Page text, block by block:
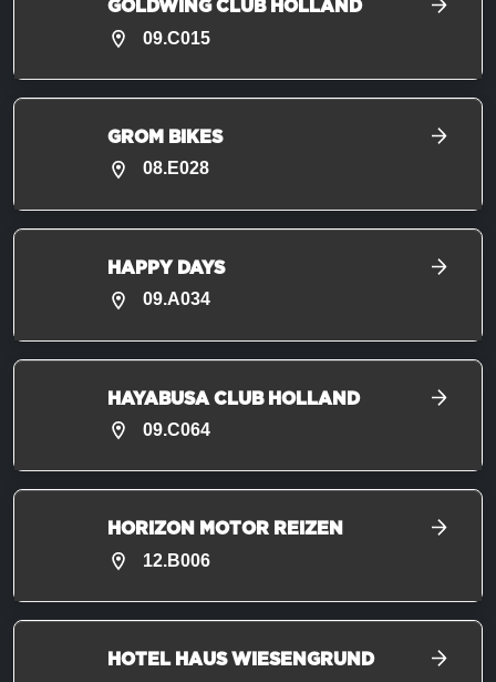
GOLDWING CLUB HOLLAND
09.C015
GROM BIKES
08.E028
HAPPY DAYS
09.A034
HAYABUSA CLUB HOLLAND
09.C064
HORIZON MOTOR REIZEN
12.B006
HOTEL HAUS WIESENGRUND